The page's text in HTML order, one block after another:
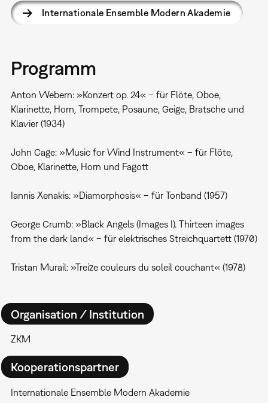
Internationale Ensemble Modern Akademie
Programm
Anton Webern: »Konzert op. 24« – für Flöte, Oboe,
Klarinette, Horn, Trompete, Posaune, Geige, Bratsche und
Klavier (1934)
John Cage: »Music for Wind Instrument« – für Flöte,
Oboe, Klarinette, Horn und Fagott
Iannis Xenakis: »Diamorphosis« – für Tonband (1957)
George Crumb: »Black Angels (Images I). Thirteen images
from the dark land« – für elektrisches Streichquartett (1970)
Tristan Murail: »Treize couleurs du soleil couchant« (1978)
Organisation / Institution
ZKM
Kooperationspartner
Internationale Ensemble Modern Akademie